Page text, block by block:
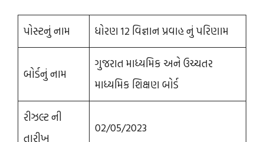
પોસ્ટનું નામ ધોરણ 12 વિજ્ઞાન પ્રવાહ નું પરિણામ
બોર્ડનું નામ
ગુજરાત માધ્યમિક અને ઉચ્ચતર
માધ્યમિક શિક્ષણ બોર્ડ
રીઝલ્ટ ની
તારીખ
02/05/2023